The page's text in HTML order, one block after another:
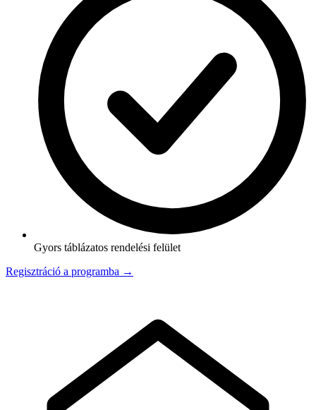
Gyors táblázatos rendelési felület
Regisztráció a programba →